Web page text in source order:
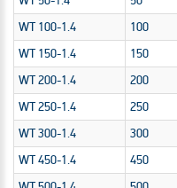
WT 100-1.4
100
WT 150-1.4
150
WT 200-1.4
200
WT 250-1.4
250
WT 300-1.4
300
WT 450-1.4
450